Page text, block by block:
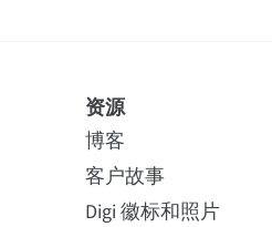
(2)
服务器 TS 2
技术简介 (3)
资源
博客
客户故事
Digi 徽标和照片